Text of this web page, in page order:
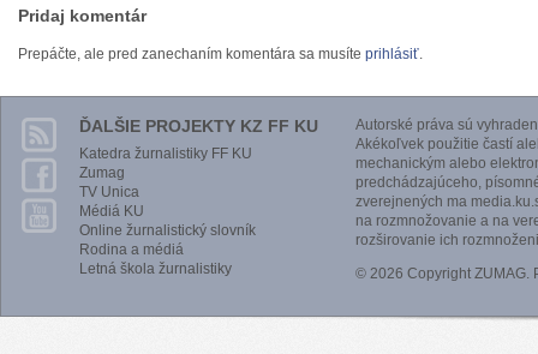
Pridaj komentár
Prepáčte, ale pred zanechaním komentára sa musíte prihlásiť.
ĎALŠIE PROJEKTY KZ FF KU
Katedra žurnalistiky FF KU
Zumag
TV Unica
Médiá KU
Online žurnalistický slovník
Rodina a médiá
Letná škola žurnalistiky
Autorské práva sú
Akékoľvek použitie častí
mechanickým alebo
predchádzajúceho,
zverejnených ma
na rozmnožovanie a na
rozširovanie ich
© 2026 Copyright ZUMAG.